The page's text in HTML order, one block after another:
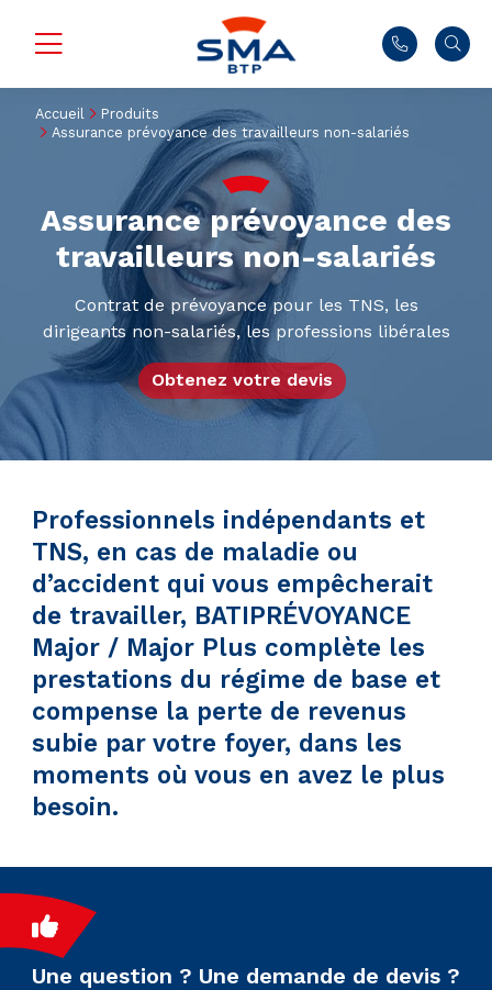
Accueil
Produits
Assurance prévoyance des travailleurs non-salariés
Assurance prévoyance des
travailleurs non-salariés
Contrat de prévoyance pour les TNS, les
dirigeants non-salariés, les professions libérales
Obtenez votre devis
Professionnels indépendants et
TNS, en cas de maladie ou
d’accident qui vous empêcherait
de travailler, BATIPRÉVOYANCE
Major / Major Plus complète les
prestations du régime de base et
compense la perte de revenus
subie par votre foyer, dans les
moments où vous en avez le plus
besoin.
Une question ? Une demande de devis ?